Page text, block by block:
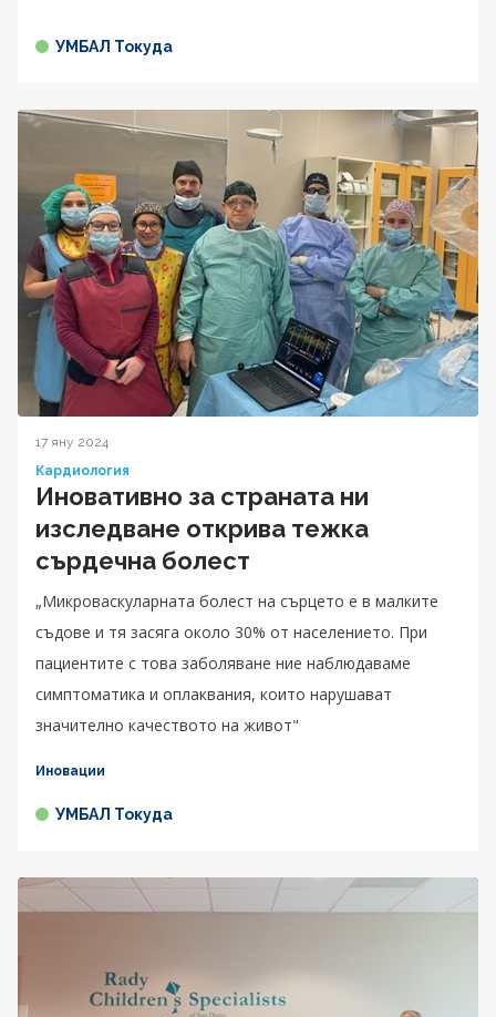
УМБАЛ Токуда
17 яну 2024
Кардиология
Иновативно за страната ни
изследване открива тежка
сърдечна болест
„Микроваскуларната болест на сърцето е в малките
съдове и тя засяга около 30% от населението. При
пациентите с това заболяване ние наблюдаваме
симптоматика и оплаквания, които нарушават
значително качеството на живот"
Иновации
УМБАЛ Токуда